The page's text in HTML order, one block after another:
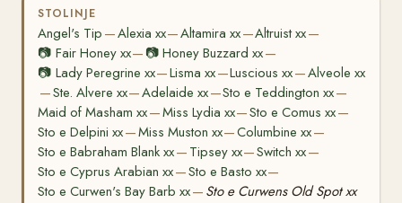
STOLINJE
Angel's Tip —Alexia xx—Altamira xx—Altruist xx—
📷 Fair Honey xx— 📷Honey Buzzard xx—
📷 Lady Peregrine xx—Lisma xx—Luscious xx—Alveole xx
—Ste. Alvere xx—Adelaide xx—Sto e Teddington xx—
Maid of Masham xx—Miss Lydia xx—Sto e Comus xx—
Sto e Delpini xx—Miss Muston xx—Columbine xx—
Sto e Babraham Blank xx— Tipsey xx—Switch xx—
Sto e Cyprus Arabian xx—Sto e Basto xx—
Sto e Curwen's Bay Barb xx— Sto e Curwens Old Spot xx